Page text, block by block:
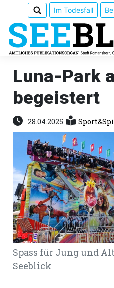
Epaper
Veranstaltungen
Erlebnisführer
App
Romanshorn:
Im Todesfall
Luna-Park
begeistert
28.04.2025
Spass für Jung und
Seeblick